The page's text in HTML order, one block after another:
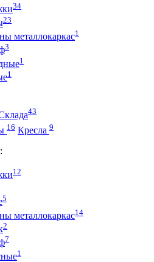
34
23
металлокаркас1
3
1
1
43
16 Кресла 9
12
5
металлокаркас14
2
7
1